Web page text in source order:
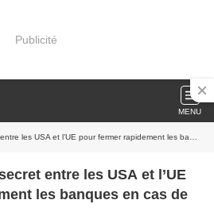
Publicité
MENU
et l’UE pour fermer rapidement les banques en cas de panique
entre les USA et l’UE
les banques en cas de